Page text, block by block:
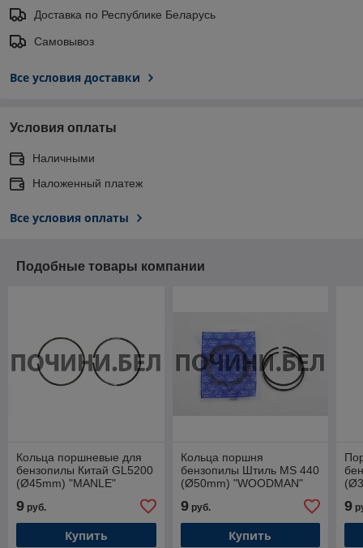
Доставка по Республике Беларусь
Самовывоз
Все условия доставки
Условия оплаты
Наличными
Наложенный платеж
Все условия оплаты
Подобные товары компании
Кольца поршневые для
бензопилы Китай GL5200
(Ø45mm) "MANLE"
9 руб.
Купить
Кольца поршня
бензопилы Штиль MS 440
(Ø50mm) "WOODMAN"
9руб.
Купить
9